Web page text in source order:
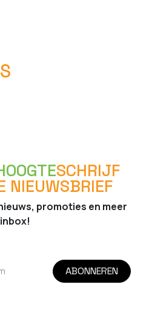
SCHRIJF
NIEUWSBRIEF
promoties en meer
ABONNEREN